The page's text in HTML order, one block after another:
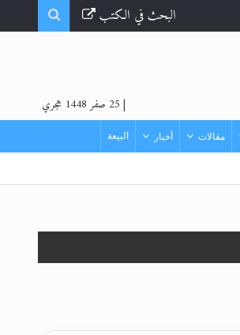
البحث في الكتب
| 25 صفر 1448 هجري
مقالات أخبار البيعة